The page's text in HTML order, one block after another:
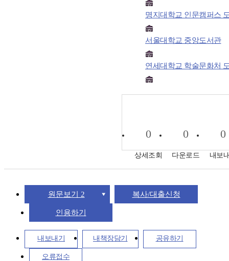
명지대학교 인문캠퍼스
서울대학교 중앙도서관
연세대학교 학술문화처
0
상세조회
0
다운로드
0
내보
원문보기 2 복사/대출신청
인용하기
내보내기 내책장담기 공유하기
오류접수